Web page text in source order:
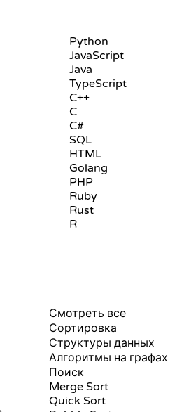
Python
JavaScript
Java
TypeScript
C++
C
C#
SQL
HTML
Golang
PHP
Ruby
Rust
R
Смотреть все
Сортировка
Структуры данных
Алгоритмы на графах
Поиск
Merge Sort
Quick Sort